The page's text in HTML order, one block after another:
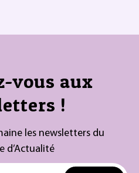
vous aux
!
les newsletters du
d’Actualité